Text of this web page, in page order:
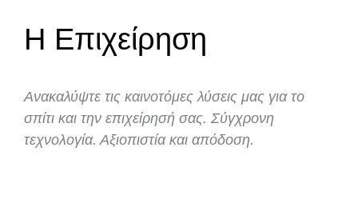
Η Επιχείρηση
Ανακαλύψτε τις καινοτόμες λύσεις μας για το
σπίτι και την επιχείρησή σας. Σύγχρονη
τεχνολογία. Αξιοπιστία και απόδοση.